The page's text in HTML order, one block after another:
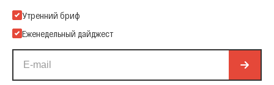
Подпишитесь на нашу Email-рассылку
Утренний бриф
Еженедельный дайджест